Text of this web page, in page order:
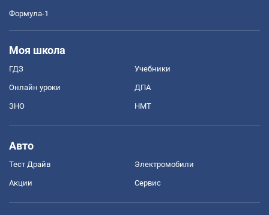
Формула-1
Моя школа
ГДЗ Учебники
Онлайн уроки ДПА
ЗНО НМТ
Авто
Тест Драйв Электромобили
Акции Сервис